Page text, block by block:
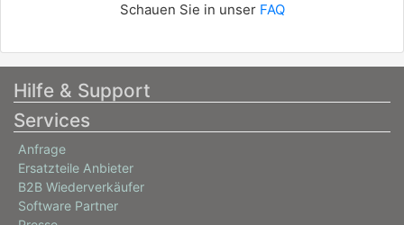
Schauen Sie in unser FAQ
Hilfe & Support
Services
Anfrage
Ersatzteile Anbieter
B2B Wiederverkäufer
Software Partner